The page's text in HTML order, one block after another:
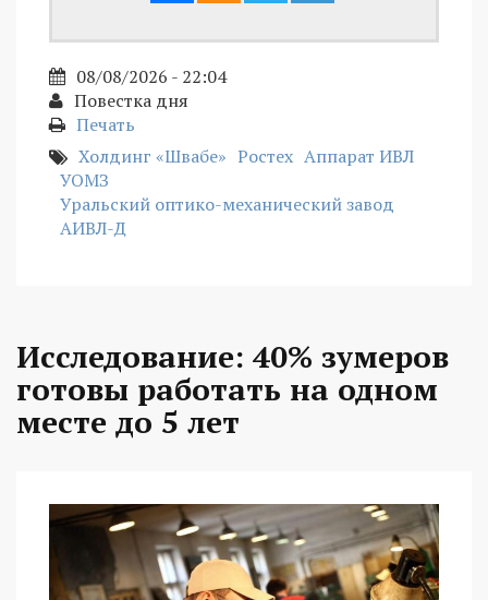
08/08/2026 - 22:04
Повестка дня
Печать
Холдинг «Швабе» Ростех Аппарат ИВЛ
УОМЗ
Уральский оптико-механический завод
АИВЛ-Д
Исследование: 40% зумеров
готовы работать на одном
месте до 5 лет